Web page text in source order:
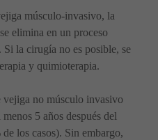
músculo-invasivo, la
elimina en un proceso
la cirugía no es posible, se
y quimioterapia.
vejiga no músculo invasivo
5 años después del
los casos). Sin embargo,